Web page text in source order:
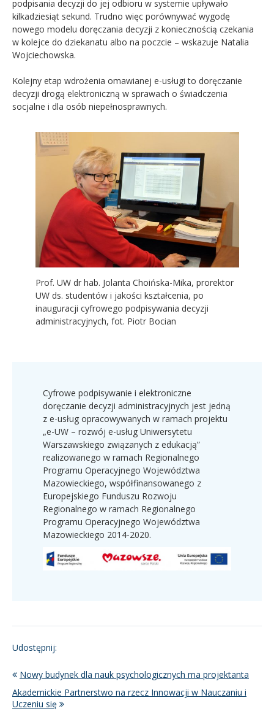
podpisania decyzji do jej odbioru w systemie upływało
kilkadziesiąt sekund. Trudno więc porównywać wygodę
nowego modelu doręczania decyzji z koniecznością czekania
w kolejce do dziekanatu albo na poczcie – wskazuje Natalia
Wojciechowska.
Kolejny etap wdrożenia omawianej e-usługi to doręczanie
decyzji drogą elektroniczną w sprawach o świadczenia
socjalne i dla osób niepełnosprawnych.
Prof. UW dr hab. Jolanta Choińska-Mika, prorektor
UW ds. studentów i jakości kształcenia, po
inauguracji cyfrowego podpisywania decyzji
administracyjnych, fot. Piotr Bocian
Cyfrowe podpisywanie i elektroniczne
doręczanie decyzji administracyjnych jest jedną
z e-usług opracowywanych w ramach projektu
„e-UW – rozwój e-usług Uniwersytetu
Warszawskiego związanych z edukacją”
realizowanego w ramach Regionalnego
Programu Operacyjnego Województwa
Mazowieckiego, współfinansowanego z
Europejskiego Funduszu Rozwoju
Regionalnego w ramach Regionalnego
Programu Operacyjnego Województwa
Mazowieckiego 2014-2020.
Udostępnij:
Nowy budynek dla nauk psychologicznych ma projektanta
Akademickie Partnerstwo na rzecz Innowacji w Nauczaniu i
Uczeniu się